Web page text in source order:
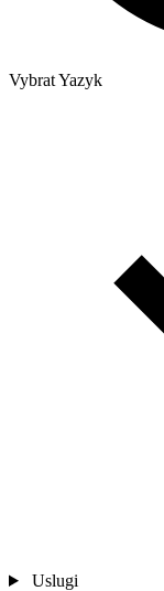
Vybrat Yazyk
Uslugi